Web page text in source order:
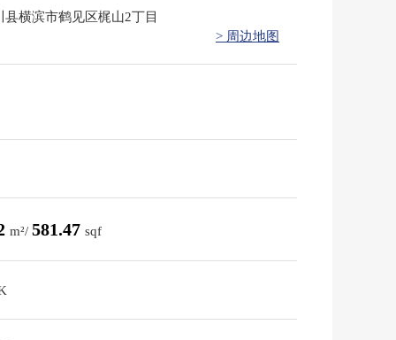
县横滨市鹤见区梶山2丁目
> 周边地图
m²/ 581.47 sqf